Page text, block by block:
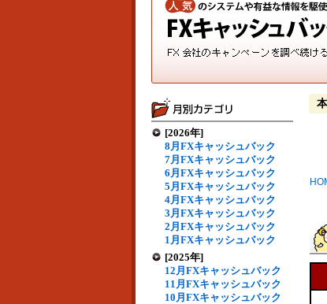
[2026年]
8月FXキャッシュバック
7月FXキャッシュバック
6月FXキャッシュバック
5月FXキャッシュバック
4月FXキャッシュバック
3月FXキャッシュバック
2月FXキャッシュバック
1月FXキャッシュバック
[2025年]
12月FXキャッシュバック
11月FXキャッシュバック
10月FXキャッシュバック